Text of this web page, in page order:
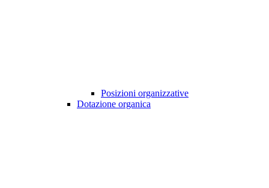
Posizioni organizzative
Dotazione organica